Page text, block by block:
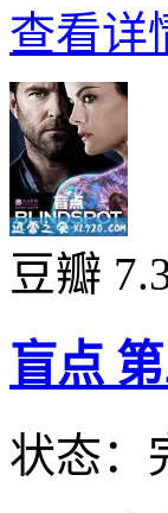
查看详
豆瓣
盲点
状态：